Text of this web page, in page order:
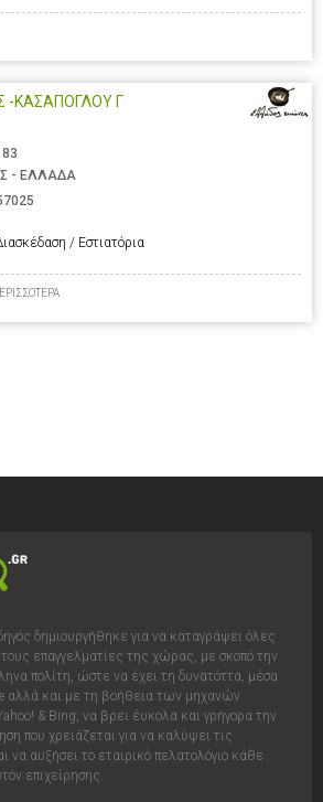
-ΚΑΣΑΠΟΓΛΟΥ Γ
- ΕΛΛΑΔΑ
/ Εστιατόρια
δημιουργήθηκε για να καταγράψει όλες
τους επαγγελματίες της χώρας, με σκοπό την
πολίτη, ώστε να έχει τη δυνατόττα, μέσα
αλλά και με τη βοήθεια των μηχανών
& Bing, να βρει έυκολα και γρήγορα την
που χρειάζεται για να καλύψει τις
να αυξήσει το εταιρικό πελατολόγιο κάθε
επιχείρησης.